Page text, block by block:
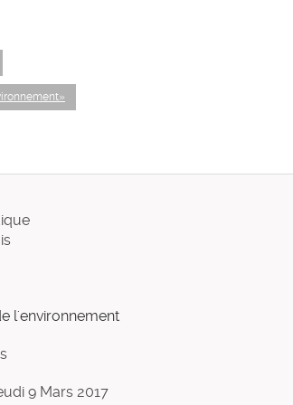
l'environnement
9 Mars 2017